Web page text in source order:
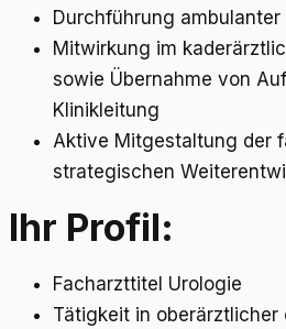
Durchführung
Mitwirkung im
sowie Übernahme von
Klinikleitung
Aktive Mitgestaltung der
strategischen
Ihr Profil:
Facharzttitel Urologie
Tätigkeit in oberärztlicher